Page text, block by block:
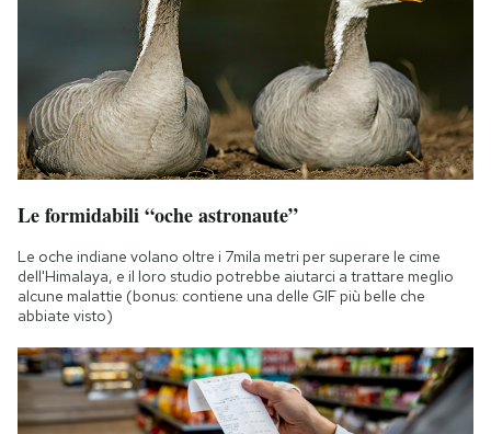
Le formidabili “oche astronaute”
Le oche indiane volano oltre i 7mila metri per superare le cime
dell'Himalaya, e il loro studio potrebbe aiutarci a trattare meglio
alcune malattie (bonus: contiene una delle GIF più belle che
abbiate visto)